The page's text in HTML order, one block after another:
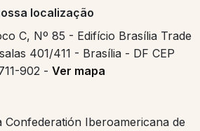
localização
C, Nº 85 - Edifício Brasília Trade
401/411 - Brasília - DF CEP
902 - Ver mapa
Confederatión Iberoamericana de